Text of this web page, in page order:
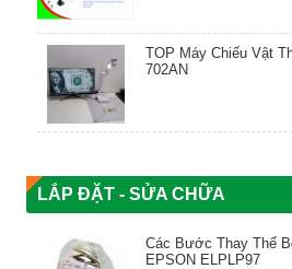
TOP Máy Chiếu Vật
702AN
LẮP ĐẶT - SỬA CHỮA
Các Bước Thay Thế
EPSON ELPLP97